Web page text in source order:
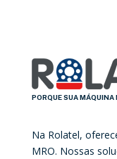
PORQUE SUA MÁQUINA
Na Rolatel,
MRO. Nossas